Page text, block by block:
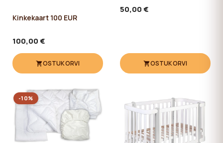
Kinkekaart 100 EUR
100,00 €
OSTUKORVI
50,00 €
OSTUKORVI
-10%